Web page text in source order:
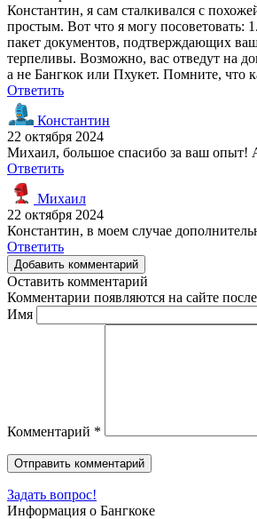
Константин, я сам сталкивался с
простым. Вот что я могу посоветовать:
пакет документов, подтверждающих
терпеливы. Возможно, вас отведут на
а не Бангкок или Пхукет. Помните, что
Ответить
Константин
22 октября 2024
Михаил, большое спасибо за ваш опыт!
Ответить
Михаил
22 октября 2024
Константин, в моем случае
Ответить
Добавить комментарий
Оставить комментарий
Комментарии появляются на сайте
Имя
Комментарий *
Задать вопрос!
Информация о Бангкоке